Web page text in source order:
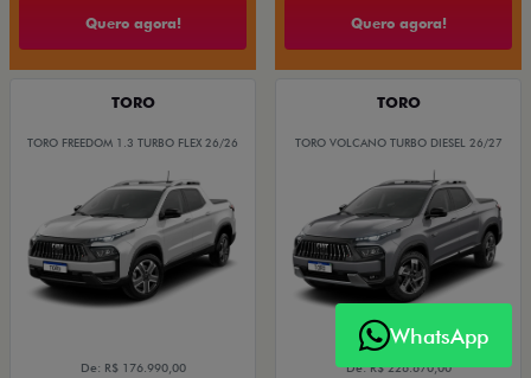
Quero agora! Quero agora!
TORO
TORO FREEDOM 1.3 TURBO FLEX 26/26
De: R$ 176.990,00
TORO
TORO VOLCANO TURBO DIESEL 26/27
De: R$ 226.670,00
WhatsApp